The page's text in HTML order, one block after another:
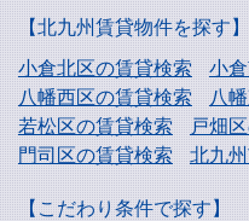
【北九州賃貸物件を探す】
小倉北区の賃貸検索
小
八幡西区の賃貸検索
八
若松区の賃貸検索
戸畑
門司区の賃貸検索
北九
【こだわり条件で探す】